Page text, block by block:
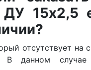
ДУ 15х2,5
отсутствует на
В данном случае